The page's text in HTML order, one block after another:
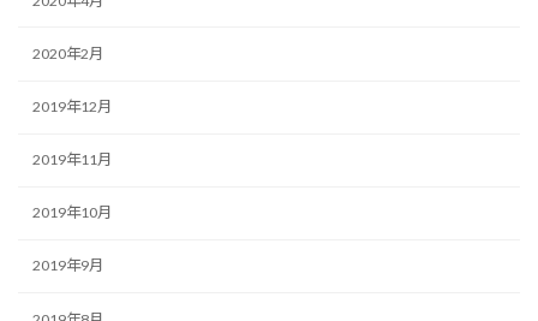
2020年2月
2019年12月
2019年11月
2019年10月
2019年9月